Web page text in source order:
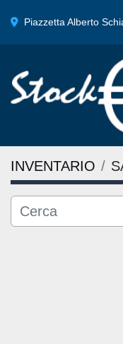
Piazzetta Alberto
INVENTARIO